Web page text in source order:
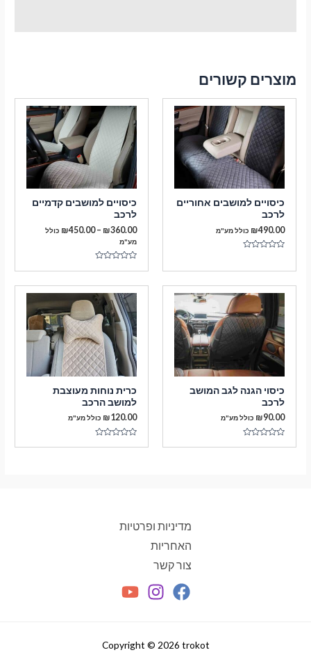
מוצרים קשורים
כיסויים למושבים אחוריים
לרכב
₪490.00 כולל מע"מ
מתוך
כיסויים למושבים קדמיים
לרכב
₪360.00
–
₪450.00
טווח
כולל
מע"מ
כיסוי הגנה לגב המושב
לרכב
₪90.00 כולל מע"מ
כרית נוחות מעוצבת
למושב הרכב
₪120.00 כולל מע"מ
מדיניות ופרטיות
האחריות
צור קשר
Copyright © 2026 trokot